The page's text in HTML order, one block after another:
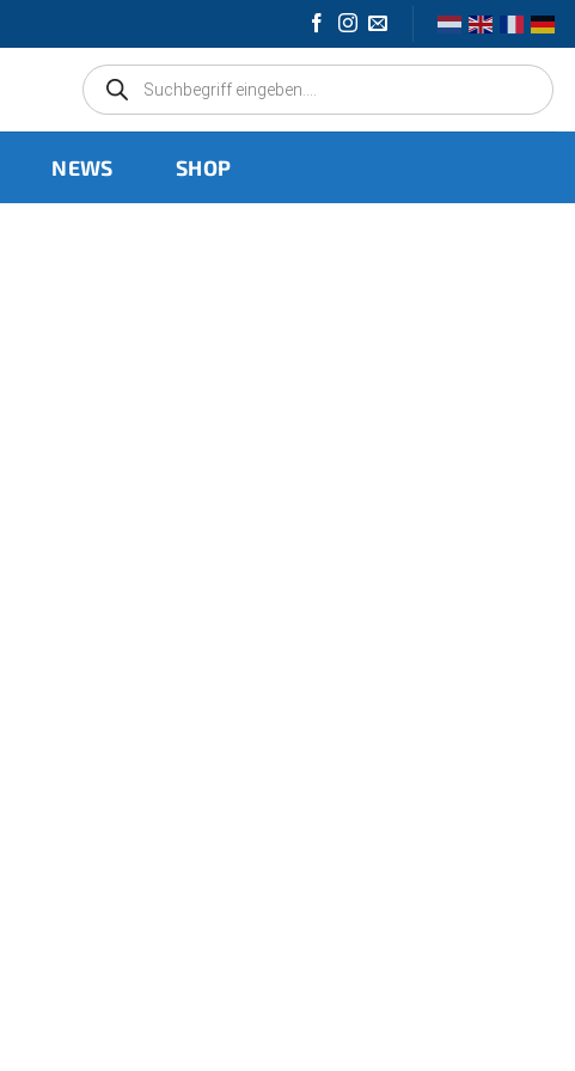
Products
search
NEWS SHOP